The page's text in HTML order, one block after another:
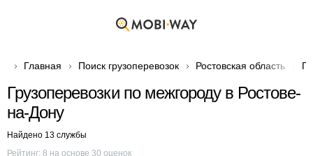
Главная Поиск грузоперевозок Ростовская область
Грузоперевозки по межгороду в Ростове-
на-Дону
Найдено 13 службы
Рейтинг: 8 на основе 30 оценок